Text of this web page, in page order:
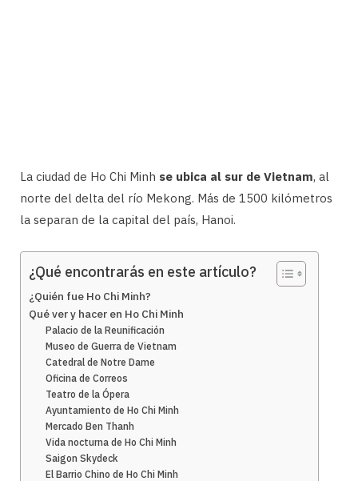
La ciudad de Ho Chi Minh se ubica al sur de Vietnam, al
norte del delta del río Mekong. Más de 1500 kilómetros
la separan de la capital del país, Hanoi.
¿Qué encontrarás en este artículo?
¿Quién fue Ho Chi Minh?
Qué ver y hacer en Ho Chi Minh
Palacio de la Reunificación
Museo de Guerra de Vietnam
Catedral de Notre Dame
Oficina de Correos
Teatro de la Ópera
Ayuntamiento de Ho Chi Minh
Mercado Ben Thanh
Vida nocturna de Ho Chi Minh
Saigon Skydeck
El Barrio Chino de Ho Chi Minh